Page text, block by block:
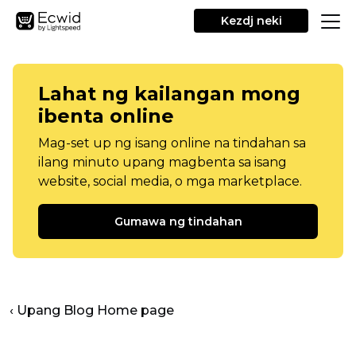
Kezdj neki
Lahat ng kailangan mong
ibenta online
Mag-set up ng isang online na tindahan sa
ilang minuto upang magbenta sa isang
website, social media, o mga marketplace.
Gumawa ng tindahan
‹ Upang Blog Home page